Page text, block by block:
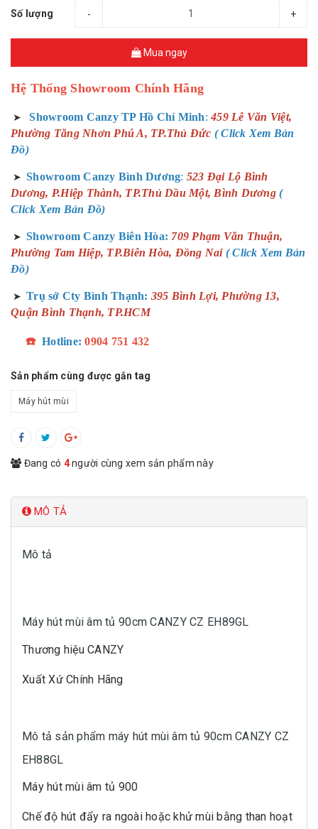
Số lượng - +
Mua ngay
Hệ Thống Showroom Chính Hãng
➤ Showroom Canzy TP Hồ Chí Minh: 459 Lê Văn Việt,
Phường Tăng Nhơn Phú A, TP.Thủ Đức ( Click Xem Bản
Đồ)
➤ Showroom Canzy Bình Dương: 523 Đại Lộ Bình
Dương, P.Hiệp Thành, TP.Thủ Dầu Một, Bình Dương (
Click Xem Bản Đồ)
➤ Showroom Canzy Biên Hòa: 709 Phạm Văn Thuận,
Phường Tam Hiệp, TP.Biên Hòa, Đồng Nai ( Click Xem Bản
Đồ)
➤ Trụ sở Cty Bình Thạnh: 395 Bình Lợi, Phường 13,
Quận Bình Thạnh, TP.HCM
☎️ Hotline: 0904 751 432
Sản phẩm cùng được gắn tag
Máy hút mùi
Đang có 4người cùng xem sản phẩm này
MÔ TẢ
Mô tả
Máy hút mùi âm tủ 90cm CANZY CZ EH89GL
Thương hiệu CANZY
Xuất Xứ Chính Hãng
Mô tả sản phẩm máy hút mùi âm tủ 90cm CANZY CZ
EH88GL
Máy hút mùi âm tủ 900
Chế độ hút đẩy ra ngoài hoặc khử mùi bằng than hoạt